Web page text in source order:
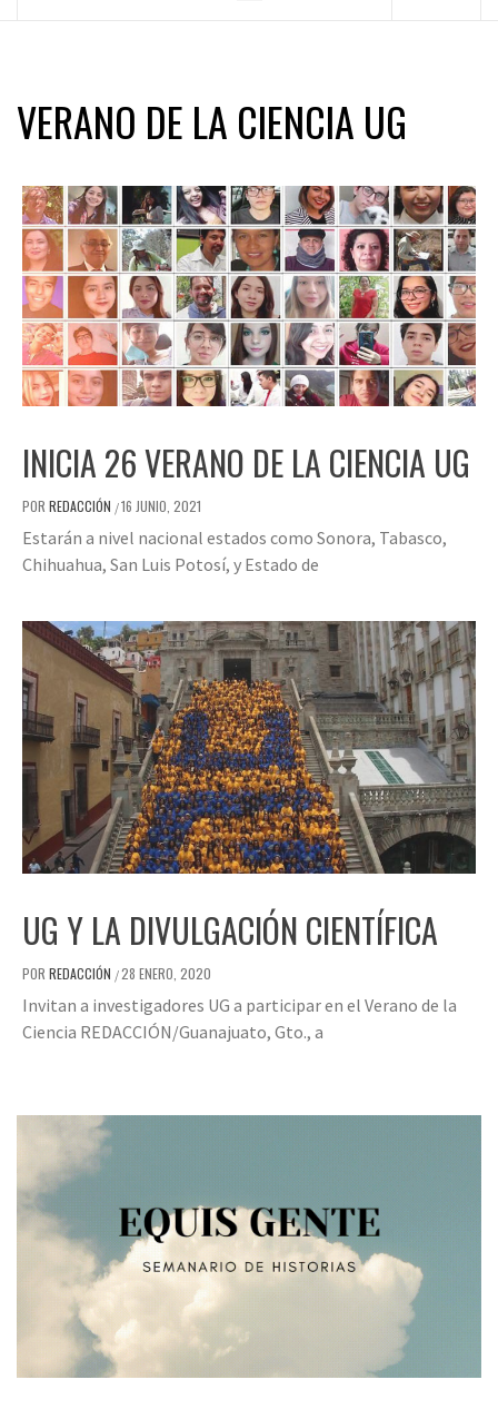
VERANO DE LA CIENCIA UG
INICIA 26 VERANO DE LA CIENCIA UG
POR REDACCIÓN /16 JUNIO, 2021
Estarán a nivel nacional estados como Sonora, Tabasco,
Chihuahua, San Luis Potosí, y Estado de
UG Y LA DIVULGACIÓN CIENTÍFICA
POR REDACCIÓN /28 ENERO, 2020
Invitan a investigadores UG a participar en el Verano de la
Ciencia REDACCIÓN/Guanajuato, Gto., a